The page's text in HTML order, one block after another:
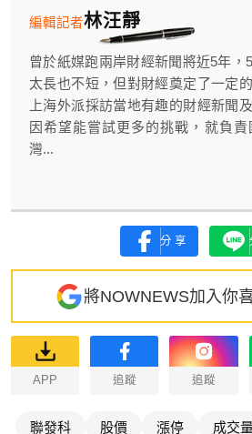
林汪靜
編輯記者
曾於紙媒跑兩岸財經新聞將近5年，
太長也不短，但對財經奠定了一定
上海外派採訪當地有趣的財經新聞
因希望能嘗試更多的挑戰，就負
灣...
分享
將NOWNEWS加入你
APP 追蹤 追蹤
聯發科 股價 漲停 成交